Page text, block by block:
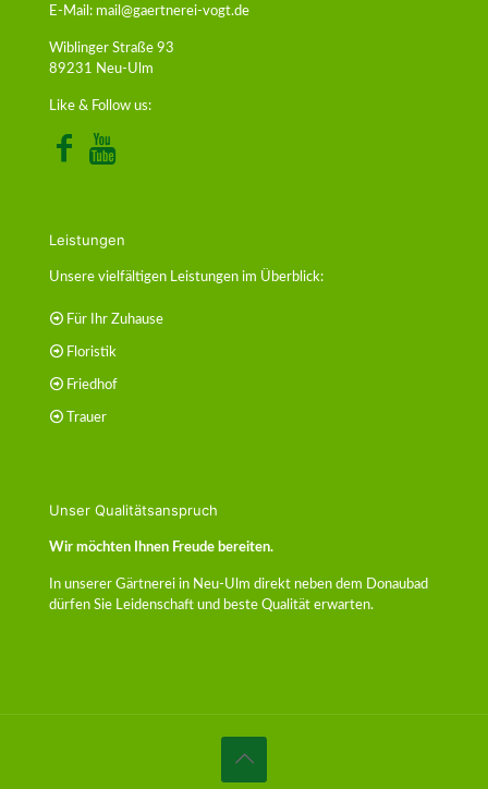
E-Mail: mail@gaertnerei-vogt.de
Wiblinger Straße 93
89231 Neu-Ulm
Like & Follow us:
Leistungen
Unsere vielfältigen Leistungen im Überblick:
Für Ihr Zuhause
Floristik
Friedhof
Trauer
Unser Qualitätsanspruch
Wir möchten Ihnen Freude bereiten.
In unserer Gärtnerei in Neu-Ulm direkt neben dem Donaubad
dürfen Sie Leidenschaft und beste Qualität erwarten.